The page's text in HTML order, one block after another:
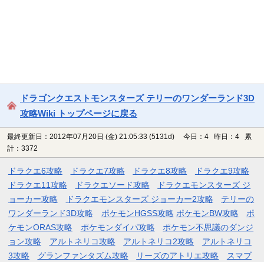
ドラゴンクエストモンスターズ テリーのワンダーランド3D
攻略Wiki トップページに戻る
最終更新日：2012年07月20日 (金) 21:05:33 (5131d)
今日：4 昨日：4 累
計：3372
ドラクエ6攻略 ドラクエ7攻略 ドラクエ8攻略
ドラクエ9攻略
ドラクエ11攻略
ドラクエソード攻略
ドラクエモンスターズ ジ
ョーカー攻略
ドラクエモンスターズ ジョーカー2攻略
テリーの
ワンダーランド3D攻略
ポケモンHGSS攻略 ポケモンBW攻略
ポ
ケモンORAS攻略
ポケモンダイパ攻略
ポケモン不思議のダンジ
ョン攻略
アルトネリコ攻略 アルトネリコ2攻略
アルトネリコ
3攻略
グランファンタズム攻略 リーズのアトリエ攻略 スマブ